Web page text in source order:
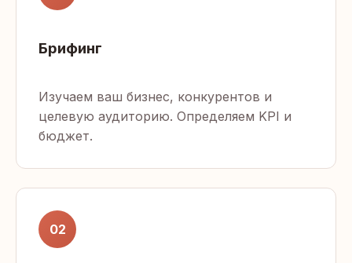
Брифинг
Изучаем ваш бизнес, конкурентов и
целевую аудиторию. Определяем KPI и
бюджет.
02